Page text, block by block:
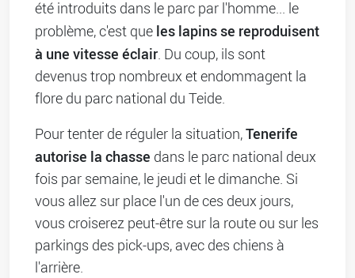
été introduits dans le parc par l'homme... le
problème, c'est que les lapins se reproduisent
à une vitesse éclair. Du coup, ils sont
devenus trop nombreux et endommagent la
flore du parc national du Teide.
Pour tenter de réguler la situation,Tenerife
autorise la chasse dans le parc national deux
fois par semaine, le jeudi et le dimanche. Si
vous allez sur place l'un de ces deux jours,
vous croiserez peut-être sur la route ou sur les
parkings des pick-ups, avec des chiens à
l'arrière.